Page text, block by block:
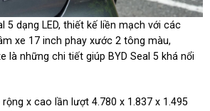
5 dạng LED, thiết kế liền mạch với các
xe 17 inch phay xước 2 tông màu,
là những chi tiết giúp BYD Seal 5 khá nổi
x cao lần lượt 4.780 x 1.837 x 1.495